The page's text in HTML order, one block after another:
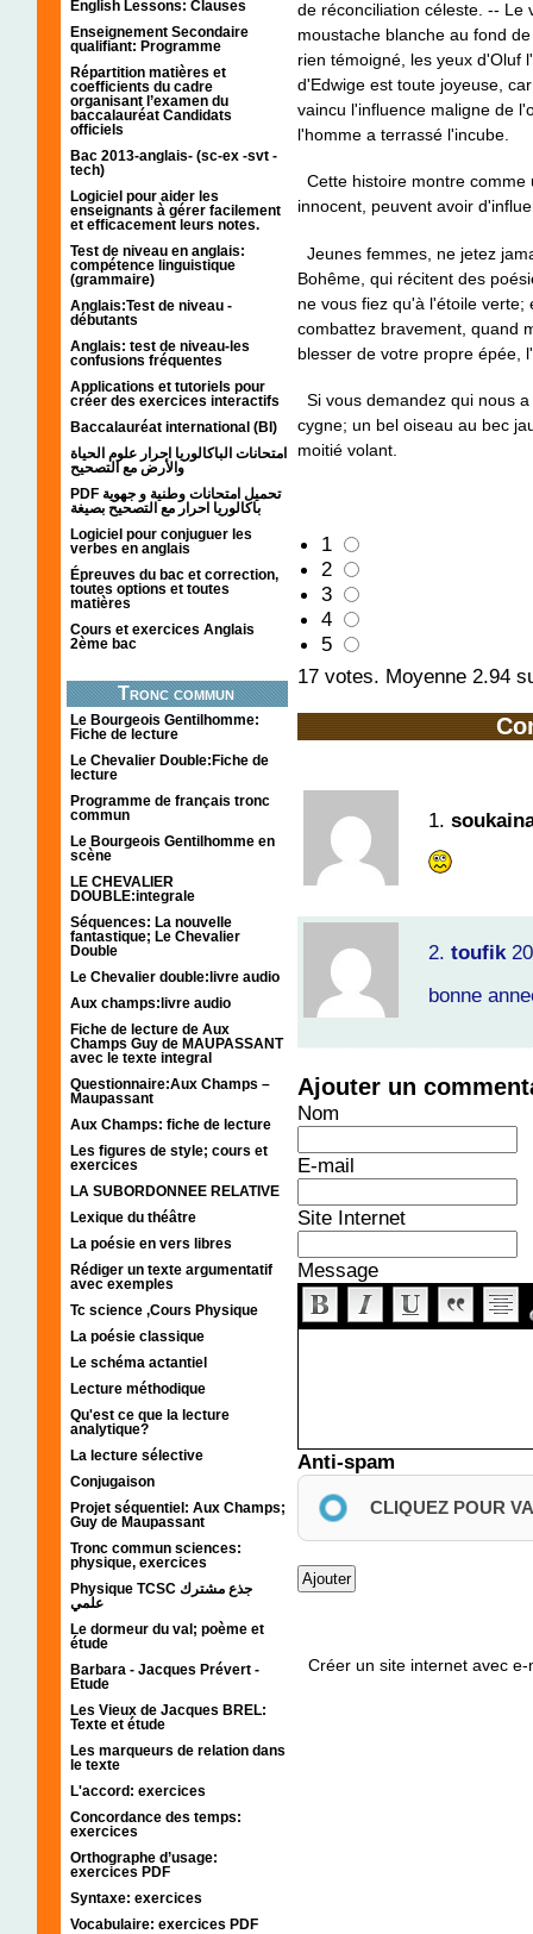
English Lessons: Clauses
Enseignement Secondaire
qualifiant: Programme
Répartition matières et
coefficients du cadre
organisant l’examen du
baccalauréat Candidats
officiels
Bac 2013-anglais- (sc-ex -svt -
tech)
Logiciel pour aider les
enseignants à gérer facilement
et efficacement leurs notes.
Test de niveau en anglais:
compétence linguistique
(grammaire)
Anglais:Test de niveau -
débutants
Anglais: test de niveau-les
confusions fréquentes
Applications et tutoriels pour
créer des exercices interactifs
Baccalauréat international (BI)
امتحانات الباكالوريا احرار علوم الحياة
والأرض مع التصحيح
PDF تحميل امتحانات وطنية و جهوية
باكالوريا احرار مع التصحيح بصيغة
Logiciel pour conjuguer les
verbes en anglais
Épreuves du bac et correction,
toutes options et toutes
matières
Cours et exercices Anglais
2ème bac
Tronc commun
Le Bourgeois Gentilhomme:
Fiche de lecture
Le Chevalier Double:Fiche de
lecture
Programme de français tronc
commun
Le Bourgeois Gentilhomme en
scène
LE CHEVALIER
DOUBLE:integrale
Séquences: La nouvelle
fantastique; Le Chevalier
Double
Le Chevalier double:livre audio
Aux champs:livre audio
Fiche de lecture de Aux
Champs Guy de MAUPASSANT
avec le texte integral
Questionnaire:Aux Champs –
Maupassant
Aux Champs: fiche de lecture
Les figures de style; cours et
exercices
LA SUBORDONNEE RELATIVE
Lexique du théâtre
La poésie en vers libres
Rédiger un texte argumentatif
avec exemples
Tc science ,Cours Physique
La poésie classique
Le schéma actantiel
Lecture méthodique
Qu'est ce que la lecture
analytique?
La lecture sélective
Conjugaison
Projet séquentiel: Aux Champs;
Guy de Maupassant
Tronc commun sciences:
physique, exercices
Physique TCSC جذع مشترك
علمي
Le dormeur du val; poème et
étude
Barbara - Jacques Prévert -
Etude
Les Vieux de Jacques BREL:
Texte et étude
Les marqueurs de relation dans
le texte
L'accord: exercices
Concordance des temps:
exercices
Orthographe d’usage:
exercices PDF
Syntaxe: exercices
Vocabulaire: exercices PDF
de réconciliation céleste. -- Le
moustache blanche au fond
rien témoigné, les yeux d'Oluf
d'Edwige est toute joyeuse,
vaincu l'influence maligne de
l'homme a terrassé l'incube.
Cette histoire montre
innocent, peuvent avoir
Jeunes femmes, ne jetez
Bohême, qui récitent des
ne vous fiez qu'à l'étoile
combattez bravement, quand
blesser de votre propre épée,
Si vous demandez qui nous
cygne; un bel oiseau au bec
moitié volant.
1
2
3
4
5
17 votes. Moyenne 2.94
1.
2. toufik
bonne
Ajouter un
Nom
E-mail
Site Internet
Message
Anti-spam
CLIQUEZ POUR
Créer un site internet avec e-